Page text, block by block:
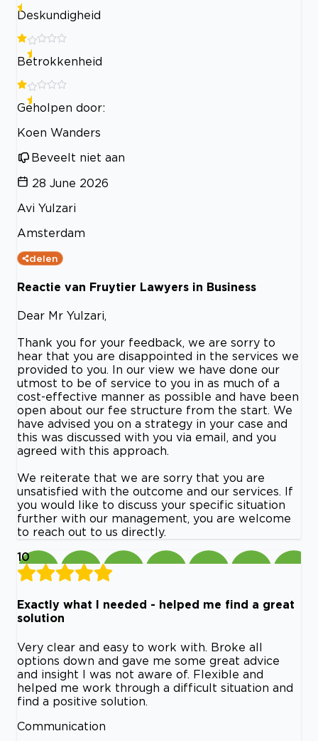
Deskundigheid
Betrokkenheid
Geholpen door:
Koen Wanders
Beveelt niet aan
28 June 2026
Avi Yulzari
Amsterdam
delen
Reactie van Fruytier Lawyers in Business
Dear Mr Yulzari,
Thank you for your feedback, we are sorry to
hear that you are disappointed in the services we
provided to you. In our view we have done our
utmost to be of service to you in as much of a
cost-effective manner as possible and have been
open about our fee structure from the start. We
have advised you on a strategy in your case and
this was discussed with you via email, and you
agreed with this approach.
We reiterate that we are sorry that you are
unsatisfied with the outcome and our services. If
you would like to discuss your specific situation
further with our management, you are welcome
to reach out to us directly.
10
Exactly what I needed - helped me find a great
solution
Very clear and easy to work with. Broke all
options down and gave me some great advice
and insight I was not aware of. Flexible and
helped me work through a difficult situation and
find a positive solution.
Communication